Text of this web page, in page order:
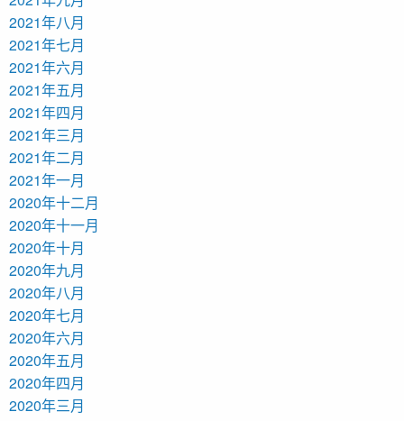
2021年八月
2021年七月
2021年六月
2021年五月
2021年四月
2021年三月
2021年二月
2021年一月
2020年十二月
2020年十一月
2020年十月
2020年九月
2020年八月
2020年七月
2020年六月
2020年五月
2020年四月
2020年三月